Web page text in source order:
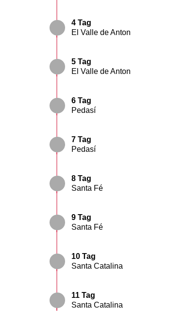
4 Tag
El Valle de Anton
5 Tag
El Valle de Anton
6 Tag
Pedasí
7 Tag
Pedasí
8 Tag
Santa Fé
9 Tag
Santa Fé
10 Tag
Santa Catalina
11 Tag
Santa Catalina